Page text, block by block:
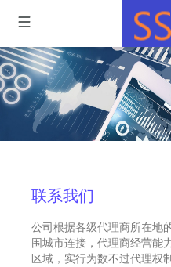
联系我们
公司根据各级代理商所在地
围城市连接，代理商经营能
区域，实行为数不过代理权